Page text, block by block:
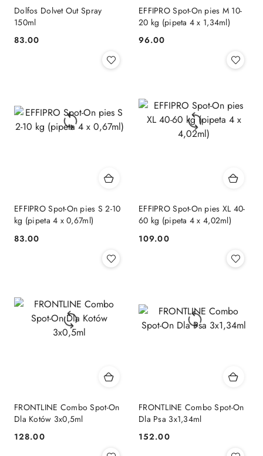
Dolfos Dolvet Out Spray
150ml
Cena:
83.00
EFFIPRO Spot-On pies M 10-
20 kg (pipeta 4 x 1,34ml)
Cena:
96.00
EFFIPRO Spot-On pies S 2-10
kg (pipeta 4 x 0,67ml)
Cena:
83.00
EFFIPRO Spot-On pies XL 40-
60 kg (pipeta 4 x 4,02ml)
Cena:
109.00
FRONTLINE Combo Spot-On
Dla Kotów 3x0,5ml
Cena:
128.00
FRONTLINE Combo Spot-On
Dla Psa 3x1,34ml
Cena:
152.00